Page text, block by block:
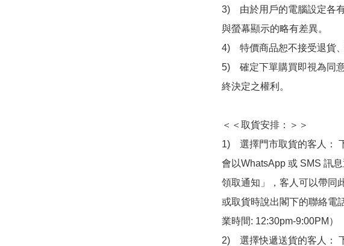
3)　由於用戶的電腦設定各
與螢幕顯示的略有差異。
4)　特價商品恕不接受退貨
5)　確定下單購買即視為同
終決定之權利。
＜＜取貨安排：＞＞
1)　選擇門市取貨的客人：
會以WhatsApp 或 SMS 訊
領取通知」，客人可以帶同
或取貨時說出閣下的聯絡電
業時間: 12:30pm-9:00PM）
2)　選擇快遞送貨的客人：